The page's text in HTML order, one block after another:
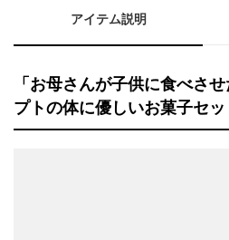
アイテム説明
「お母さんが子供に食べさ
プトの体に優しいお菓子セッ